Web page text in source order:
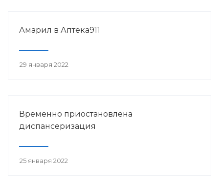
Амарил в Аптека911
29 января 2022
Временно приостановлена
диспансеризация
25 января 2022